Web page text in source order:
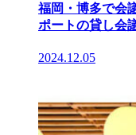
福岡・博多で会
ポートの貸し会
2024.12.05